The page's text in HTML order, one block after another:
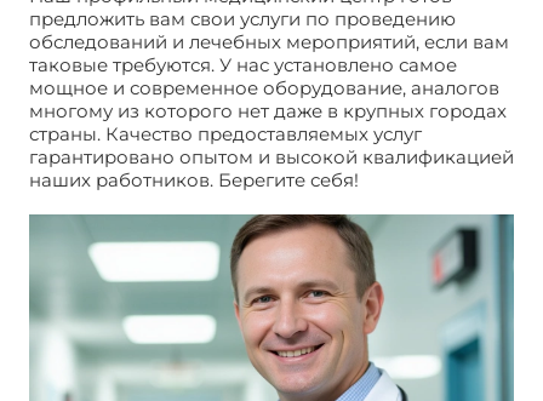
предложить вам свои услуги по проведению
обследований и лечебных мероприятий, если вам
таковые требуются. У нас установлено самое
мощное и современное оборудование, аналогов
многому из которого нет даже в крупных городах
страны. Качество предоставляемых услуг
гарантировано опытом и высокой квалификацией
наших работников. Берегите себя!